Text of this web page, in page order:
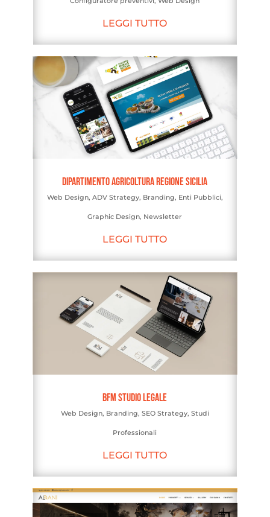
LEGGI TUTTO
Dipartimento Agricoltura Regione Sicilia
Web Design, ADV Strategy, Branding, Enti Pubblici,
Graphic Design, Newsletter
LEGGI TUTTO
BFM Studio Legale
Web Design, Branding, SEO Strategy, Studi
Professionali
LEGGI TUTTO